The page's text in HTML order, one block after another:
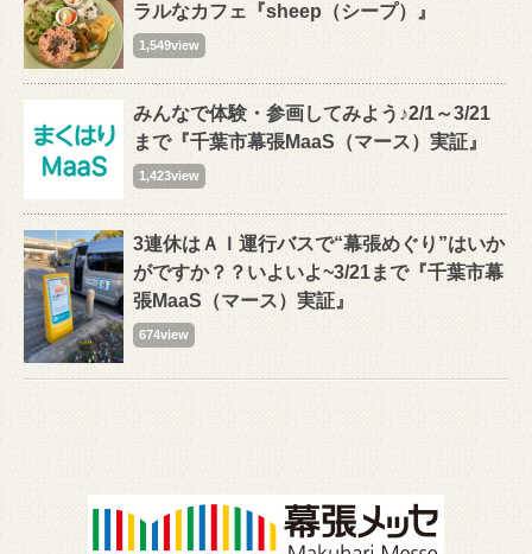
ラルなカフェ『sheep（シープ）』
1,549view
みんなで体験・参画してみよう♪2/1～3/21
まで『千葉市幕張MaaS（マース）実証』
1,423view
3連休はＡＩ運行バスで“幕張めぐり”はいか
がですか？？いよいよ~3/21まで『千葉市幕
張MaaS（マース）実証』
674view